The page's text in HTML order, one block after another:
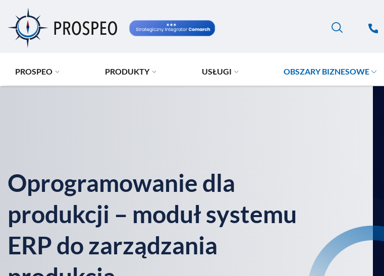
treści
PROSPEO PRODUKTY USŁUGI OBSZARY BIZNESOWE
Oprogramowanie dla
produkcji – moduł systemu
ERP do zarządzania